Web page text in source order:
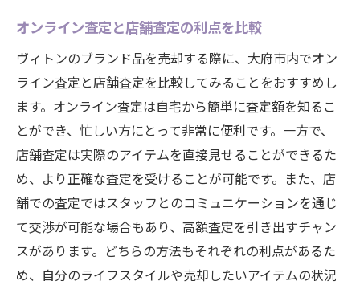
オンライン査定と店舗査定の利点を比較
ヴィトンのブランド品を売却する際に、大府市内でオン
ライン査定と店舗査定を比較してみることをおすすめし
ます。オンライン査定は自宅から簡単に査定額を知るこ
とができ、忙しい方にとって非常に便利です。一方で、
店舗査定は実際のアイテムを直接見せることができるた
め、より正確な査定を受けることが可能です。また、店
舗での査定ではスタッフとのコミュニケーションを通じ
て交渉が可能な場合もあり、高額査定を引き出すチャン
スがあります。どちらの方法もそれぞれの利点があるた
め、自分のライフスタイルや売却したいアイテムの状況